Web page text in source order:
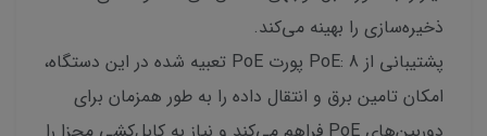
ذخیره‌سازی را بهینه می‌کند.
پشتیبانی از PoE: 8 پورت PoE تعبیه شده در این دستگاه،
امکان تامین برق و انتقال داده را به طور همزمان برای